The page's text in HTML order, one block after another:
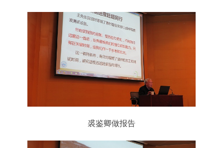
裘鉴卿做报告